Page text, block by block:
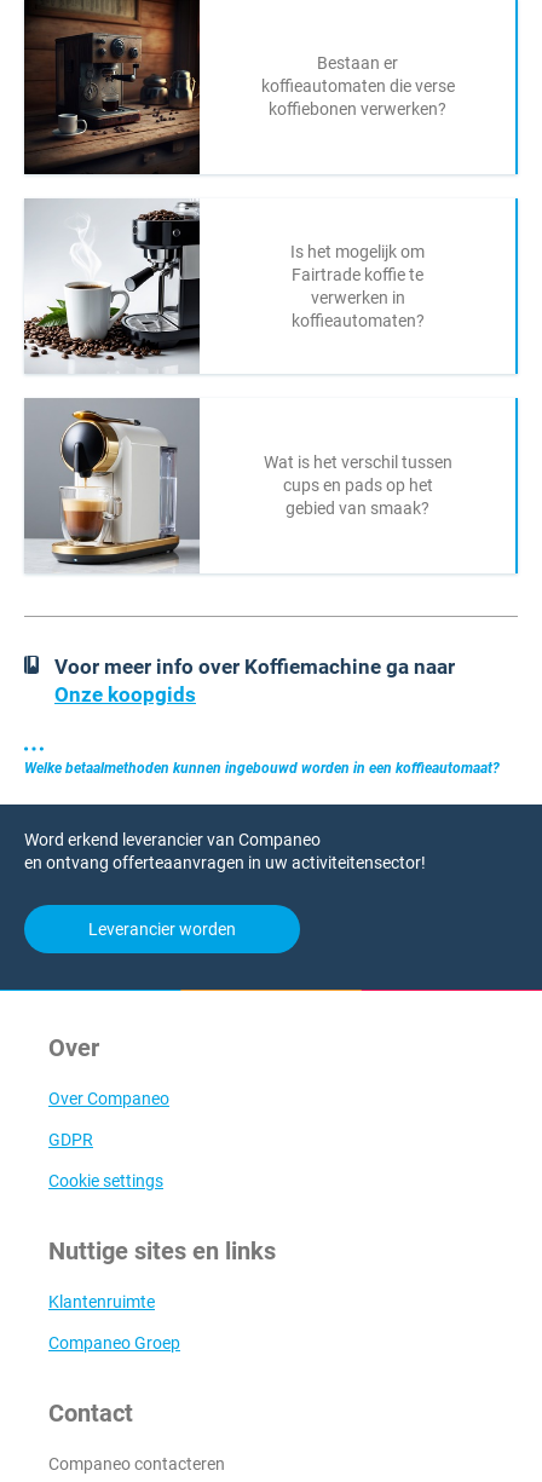
Bestaan er
koffieautomaten die verse
koffiebonen verwerken?
Is het mogelijk om
Fairtrade koffie te
verwerken in
koffieautomaten?
Wat is het verschil tussen
cups en pads op het
gebied van smaak?
Voor meer info over Koffiemachine ga naar
Onze koopgids
Welke betaalmethoden kunnen ingebouwd worden in een koffieautomaat?
Word erkend leverancier van Companeo
en ontvang offerteaanvragen in uw activiteitensector!
Leverancier worden
Over
Over Companeo
GDPR
Cookie settings
Nuttige sites en links
Klantenruimte
Companeo Groep
Contact
Companeo contacteren